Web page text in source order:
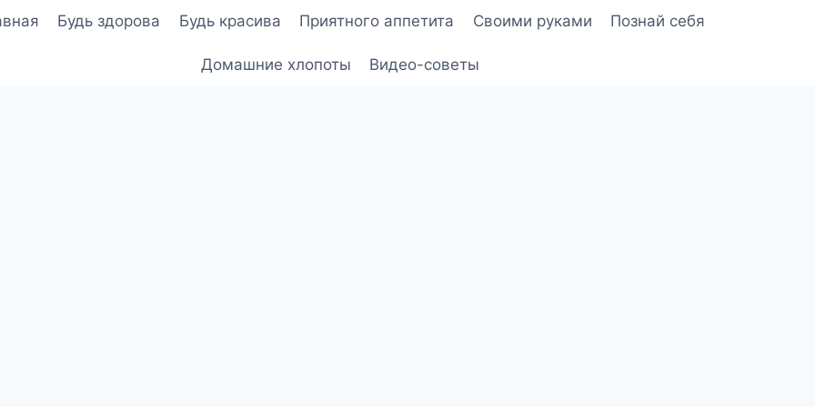
Будь здорова Будь красива Приятного аппетита Своими руками Познай себя
Домашние хлопоты Видео-советы